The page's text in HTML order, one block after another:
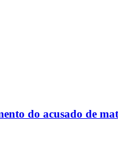
do acusado de